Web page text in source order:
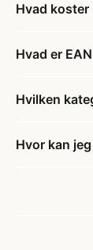
Hvad
Hvad er
Hvilken
Hvor kan